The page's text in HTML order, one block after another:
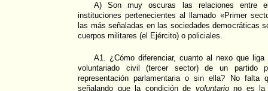
A) Son muy oscuras las relaciones entre
instituciones pertenecientes al llamado «Primer
las más señaladas en las sociedades democráticas
cuerpos militares (el Ejército) o policiales.
A1. ¿Cómo diferenciar, cuanto al nexo que
voluntariado civil (tercer sector) de un partido
representación parlamentaria o sin ella? No falta
señalando que la condición de voluntariono es la